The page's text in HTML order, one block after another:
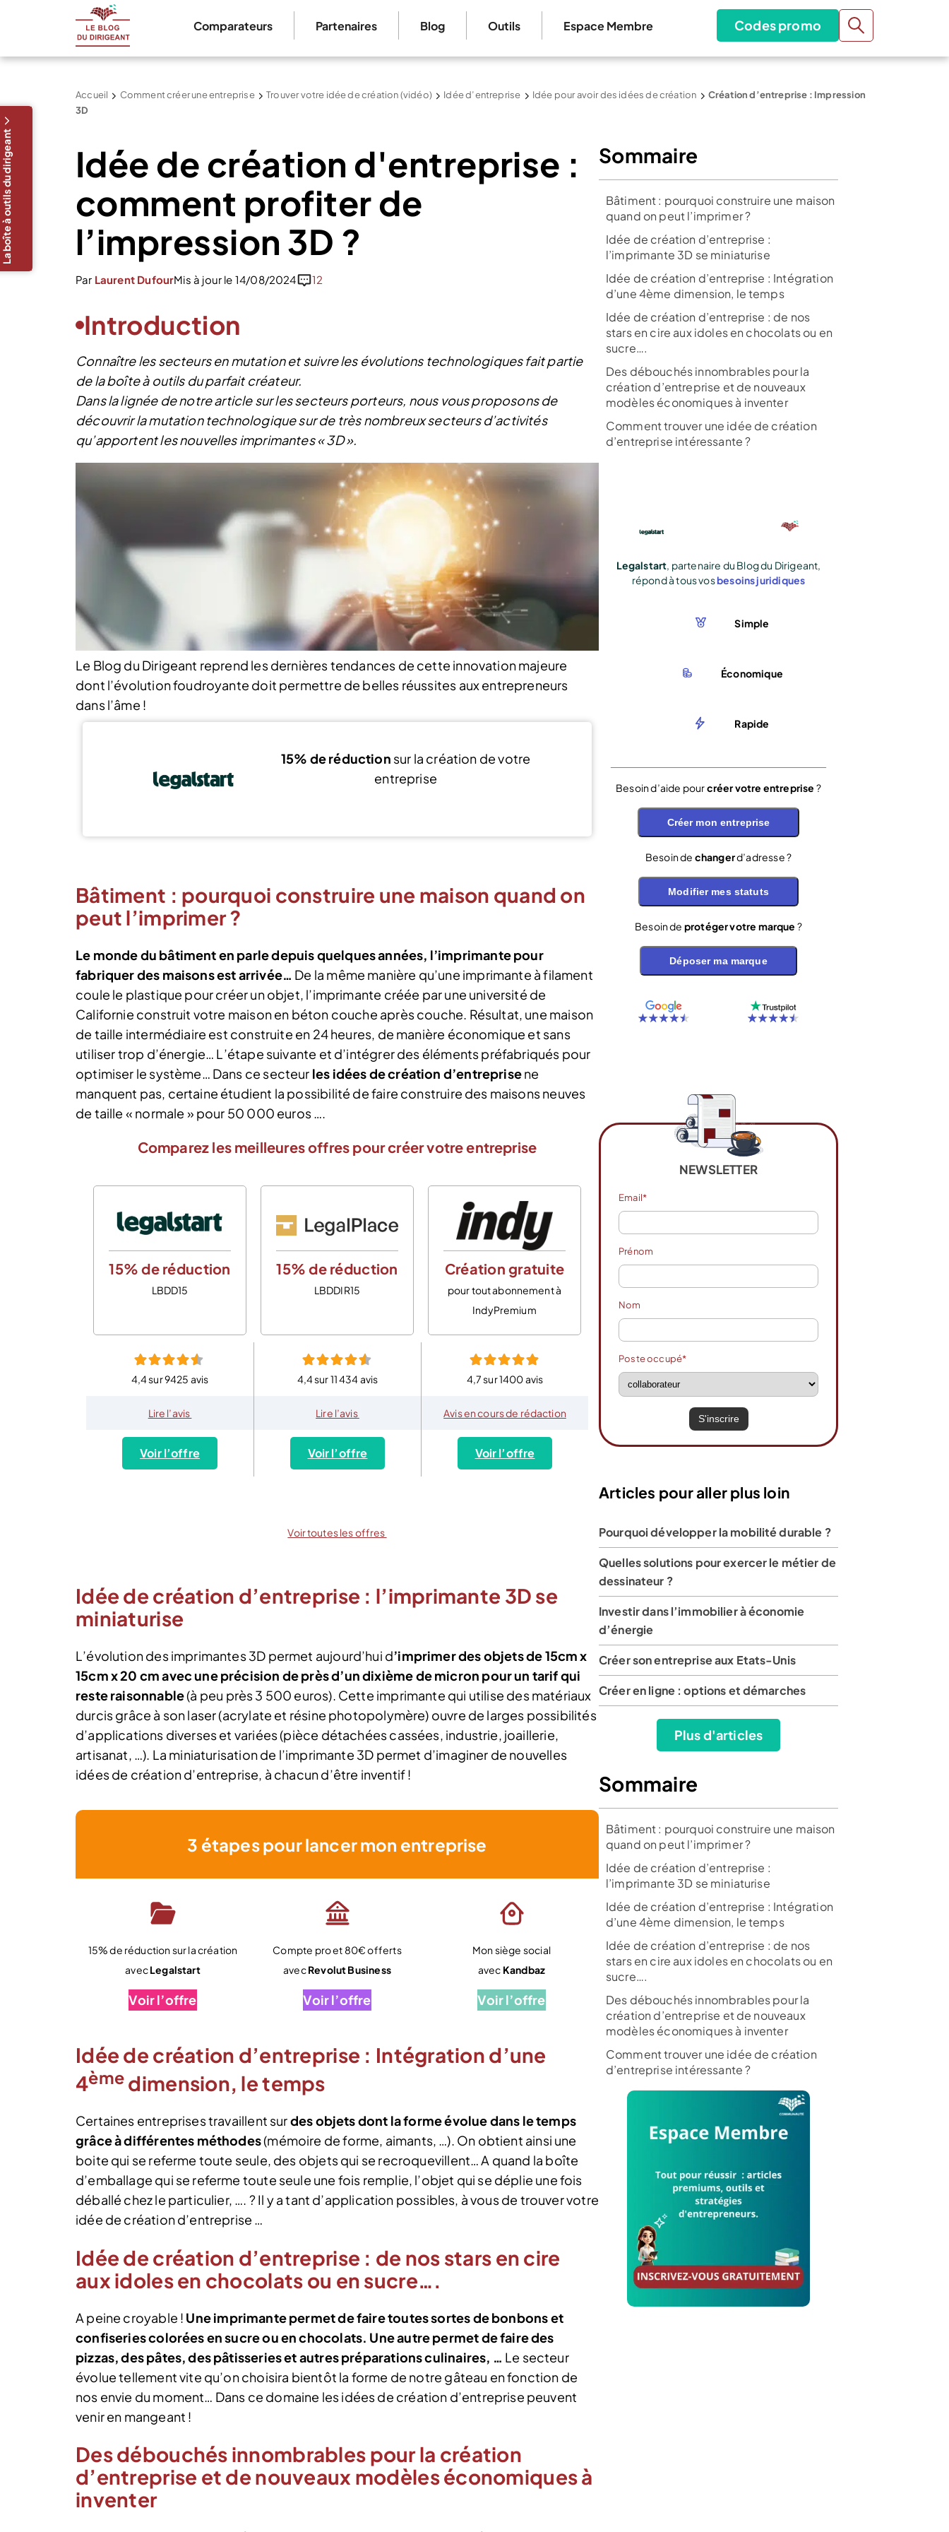
Comparateurs Partenaires Blog Outils Espace Membre Codes promo
Accueil Comment créer une entreprise Trouver votre idée de création (vidéo) Idée d’entreprise Idée pour avoir des idées de création
Création d’entreprise : Impression
3D
Idée de création d'entreprise :
comment profiter de
l’impression 3D ?
Par Laurent DufourMis à jour le 14/08/2024 12
Introduction
Connaître les secteurs en mutation et suivre les évolutions technologiques fait partie
de la boîte à outils du parfait créateur.
Dans la lignée de notre article sur les secteurs porteurs, nous vous proposons de
découvrir la mutation technologique sur de très nombreux secteurs d’activités
qu’apportent les nouvelles imprimantes « 3D ».
La boîte à outils du dirigeant
Le Blog du Dirigeant reprend les dernières tendances de cette innovation majeure
dont l’évolution foudroyante doit permettre de belles réussites aux entrepreneurs
dans l’âme !
15% de réduction sur la création de votre
entreprise
Bâtiment : pourquoi construire une maison quand on
peut l’imprimer ?
Le monde du bâtiment en parle depuis quelques années, l’imprimante pour
fabriquer des maisons est arrivée… De la même manière qu’une imprimante à filament
coule le plastique pour créer un objet, l’imprimante créée par une université de
Californie construit votre maison en béton couche après couche. Résultat, une maison
de taille intermédiaire est construite en 24 heures, de manière économique et sans
utiliser trop d’énergie… L’étape suivante et d’intégrer des éléments préfabriqués pour
optimiser le système… Dans ce secteur les idées de création d’entreprisene
manquent pas, certaine étudient la possibilité de faire construire des maisons neuves
de taille « normale » pour 50 000 euros ….
Comparez les meilleures offres pour créer votre entreprise
15% de réduction
LBDD15
4,4 sur 9425 avis
Lire l’avis
Voir l’offre
15% de réduction
LBDDIR15
4,4 sur 11 434 avis
Lire l’avis
Voir l’offre
Création gratuite
pour tout abonnement à
IndyPremium
4,7 sur 1400 avis
Avis en cours de rédaction
Voir l’offre
Voir toutes les offres
Idée de création d’entreprise : l’imprimante 3D se
miniaturise
L’évolution des imprimantes 3D permet aujourd’hui d’imprimer des objets de 15cm x
15cm x 20 cm avec une précision de près d’un dixième de micron pour un tarif qui
reste raisonnable(à peu près 3 500 euros). Cette imprimante qui utilise des matériaux
durcis grâce à son laser (acrylate et résine photopolymère) ouvre de larges possibilités
d’applications diverses et variées (pièce détachées cassées, industrie, joaillerie,
artisanat, …). La miniaturisation de l’imprimante 3D permet d’imaginer de nouvelles
idées de création d’entreprise, à chacun d’être inventif !
3 étapes pour lancer mon entreprise
15% de réduction sur la création
avecLegalstart
Voir l’offre
Compte pro et 80€ offerts
avecRevolut Business
Voir l’offre
Mon siège social
avec Kandbaz
Voir l’offre
Idée de création d’entreprise : Intégration d’une
4ème dimension, le temps
Certaines entreprises travaillent surdes objets dont la forme évolue dans le temps
grâce à différentes méthodes(mémoire de forme, aimants, …). On obtient ainsi une
boite qui se referme toute seule, des objets qui se recroquevillent… A quand la boîte
d’emballage qui se referme toute seule une fois remplie, l’objet qui se déplie une fois
déballé chez le particulier, …. ? Il y a tant d’application possibles, à vous de trouver votre
idée de création d’entreprise …
Idée de création d’entreprise : de nos stars en cire
aux idoles en chocolats ou en sucre….
A peine croyable ! Une imprimante permet de faire toutes sortes de bonbons et
confiseries colorées en sucre ou en chocolats. Une autre permet de faire des
pizzas, des pâtes, des pâtisseries et autres préparations culinaires, … Le secteur
évolue tellement vite qu’on choisira bientôt la forme de notre gâteau en fonction de
nos envie du moment… Dans ce domaine les idées de création d’entreprise peuvent
venir en mangeant !
Des débouchés innombrables pour la création
d’entreprise et de nouveaux modèles économiques à
inventer
Sommaire
Bâtiment : pourquoi construire une maison
quand on peut l’imprimer ?
Idée de création d’entreprise :
l’imprimante 3D se miniaturise
Idée de création d’entreprise : Intégration
d’une 4ème dimension, le temps
Idée de création d’entreprise : de nos
stars en cire aux idoles en chocolats ou en
sucre….
Des débouchés innombrables pour la
création d’entreprise et de nouveaux
modèles économiques à inventer
Comment trouver une idée de création
d’entreprise intéressante ?
Legalstart, partenaire du Blog du Dirigeant,
répond à tous vosbesoins juridiques
Simple
Économique
Rapide
Besoin d’aide pourcréer votre entreprise ?
Créer mon entreprise
Besoin de changerd’adresse ?
Modifier mes statuts
Besoin de protéger votre marque ?
Déposer ma marque
NEWSLETTER
Email*
Prénom
Nom
Poste occupé*
Articles pour aller plus loin
Pourquoi développer la mobilité durable ?
Quelles solutions pour exercer le métier de
dessinateur ?
Investir dans l’immobilier à économie
d’énergie
Créer son entreprise aux Etats-Unis
Créer en ligne : options et démarches
Plus d'articles
Sommaire
Bâtiment : pourquoi construire une maison
quand on peut l’imprimer ?
Idée de création d’entreprise :
l’imprimante 3D se miniaturise
Idée de création d’entreprise : Intégration
d’une 4ème dimension, le temps
Idée de création d’entreprise : de nos
stars en cire aux idoles en chocolats ou en
sucre….
Des débouchés innombrables pour la
création d’entreprise et de nouveaux
modèles économiques à inventer
Comment trouver une idée de création
d’entreprise intéressante ?